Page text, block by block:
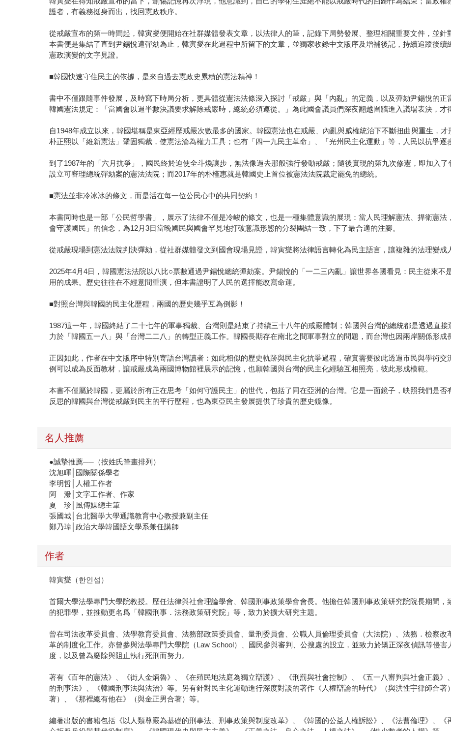
護者，有義務挺身而出，找回憲政秩序。
從戒嚴宣布的第一時間起，韓寅燮便開始在社群媒體發表文章，以法律人的筆，記錄下局勢發展、整理相關重要文件，並針
本書便是集結了直到尹錫悅遭彈劾為止，韓寅燮在此過程中所留下的文章，並獨家收錄中文版序及增補後記，持續追蹤後
憲政演變的文字見證。
■韓國快速守住民主的依據，是來自過去憲政史累積的憲法精神！
書中不僅跟隨事件發展，及時寫下時局分析，更具體從憲法法條深入探討「戒嚴」與「內亂」的定義，以及彈劾尹錫悅的
韓國憲法規定：「當國會以過半數決議要求解除戒嚴時，總統必須遵從。」為此國會議員們深夜翻越圍牆進入議場表決，才
自1948年成立以來，韓國堪稱是東亞經歷戒嚴次數最多的國家。韓國憲法也在戒嚴、內亂與威權統治下不斷扭曲與重生，才
朴正熙以「維新憲法」鞏固獨裁，使憲法淪為權力工具；也有「四一九民主革命」、「光州民主化運動」等，人民以抗爭逐
到了1987年的「六月抗爭」，國民終於迫使全斗煥讓步，無法像過去那般強行發動戒嚴；隨後實現的第九次修憲，即加入
設立可審理總統彈劾案的憲法法院；而2017年的朴槿惠就是韓國史上首位被憲法法院裁定罷免的總統。
■憲法並非冷冰冰的條文，而是活在每一位公民心中的共同契約！
本書同時也是一部「公民哲學書」，展示了法律不僅是冷峻的條文，也是一種集體意識的展現：當人民理解憲法、捍衛憲
會守護國民」的信念，為12月3日當晚國民與國會罕見地打破意識形態的分裂團結一致，下了最合適的注腳。
從戒嚴現場到憲法法院判決彈劾，從社群媒體發文到國會現場見證，韓寅燮將法律語言轉化為民主語言，讓複雜的法理變成
2025年4月4日，韓國憲法法院以八比○票數通過尹錫悅總統彈劾案。尹錫悅的「一二三內亂」讓世界各國看見：民主從來
用的成果。歷史往往在不經意間重演，但本書證明了人民的選擇能改寫命運。
■對照台灣與韓國的民主化歷程，兩國的歷史幾乎互為倒影！
1987這一年，韓國終結了二十七年的軍事獨裁、台灣則是結束了持續三十八年的戒嚴體制；韓國與台灣的總統都是透過直
力於「韓國五一八」與「台灣二二八」的轉型正義工作。韓國長期存在南北之間軍事對立的問題，而台灣也因兩岸關係形成
正因如此，作者在中文版序中特別寄語台灣讀者：如此相似的歷史軌跡與民主化抗爭過程，確實需要彼此透過市民與學術
例可以成為反面教材，讓戒嚴成為兩國博物館裡展示的記憶，也願韓國與台灣的民主化經驗互相照亮，彼此形成模範。
本書不僅屬於韓國，更屬於所有正在思考「如何守護民主」的世代，包括了同在亞洲的台灣。它是一面鏡子，映照我們是
反思的韓國與台灣從戒嚴到民主的平行歷程，也為東亞民主發展提供了珍貴的歷史鏡像。
名人推薦
●誠摯推薦──（按姓氏筆畫排列）
沈旭暉│國際關係學者
李明哲│人權工作者
阿 潑│文字工作者、作家
夏 珍│風傳媒總主筆
張國城│台北醫學大學通識教育中心教授兼副主任
鄭乃瑋│政治大學韓國語文學系兼任講師
作者
韓寅燮（한인섭）
首爾大學法學專門大學院教授。歷任法律與社會理論學會、韓國刑事政策學會會長。他擔任韓國刑事政策研究院院長期間
的犯罪學，並推動更名爲「韓國刑事．法務政策研究院」等，致力於擴大研究主題。
曾在司法改革委員會、法學教育委員會、法務部政策委員會、量刑委員會、公職人員倫理委員會（大法院）、法務．檢察
革的制度化工作。亦曾參與法學專門大學院（Law School）、國民參與審判、公搜處的設立，並致力於矯正深夜偵訊等侵
度，以及曾為廢除與阻止執行死刑而努力。
著有《百年的憲法》、《街人金炳魯》、《在殖民地法庭為獨立辯護》、《刑罰與社會控制》、《五一八審判與社會正義
的刑事法》、《韓國刑事法與法治》等。另有針對民主化運動進行深度對談的著作《人權辯論的時代》（與洪性宇律師合
著）、《那裡總有他在》（與金正男合著）等。
編著出版的書籍包括《以人類尊嚴為基礎的刑事法、刑事政策與制度改革》、《韓國的公益人權訴訟》、《法曹倫理》、